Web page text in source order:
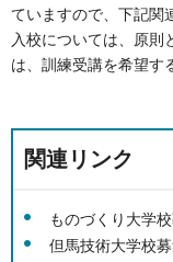
ていますので、下記関
入校については、原則
は、訓練受講を希望す
関連リンク
ものづくり大学
但馬技術大学校